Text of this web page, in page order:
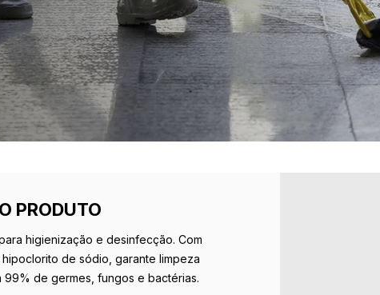
PRODUTO
higienização e desinfecção. Com
de sódio, garante limpeza
de germes, fungos e bactérias.